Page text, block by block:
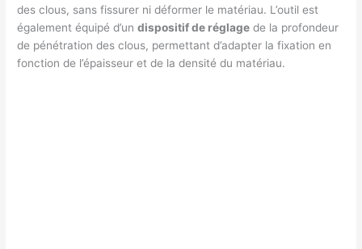
des clous, sans fissurer ni déformer le matériau. L’outil est
également équipé d’undispositif de réglage de la profondeur
de pénétration des clous, permettant d’adapter la fixation en
fonction de l’épaisseur et de la densité du matériau.